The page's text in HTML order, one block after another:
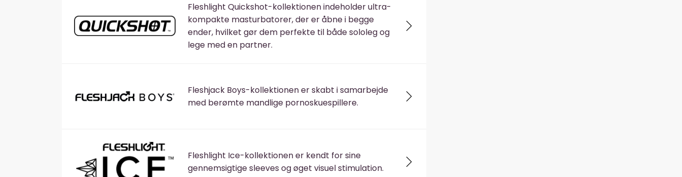
Fleshlight Quickshot-kollektionen indeholder ultra-
kompakte masturbatorer, der er åbne i begge
ender, hvilket gør dem perfekte til både sololeg og
lege med en partner.
Fleshjack Boys-kollektionen er skabt i samarbejde
med berømte mandlige pornoskuespillere.
Fleshlight Ice-kollektionen er kendt for sine
gennemsigtige sleeves og øget visuel stimulation.